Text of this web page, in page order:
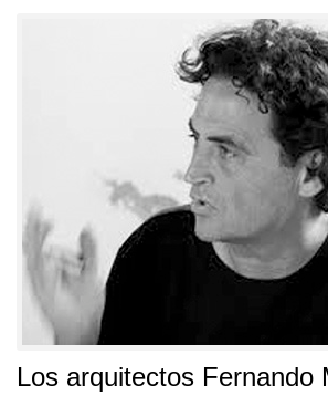
Los arquitectos Fernando